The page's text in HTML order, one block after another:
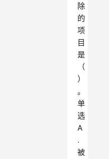
除
的
项
目
是
（
）
。
单
选
A
.
被